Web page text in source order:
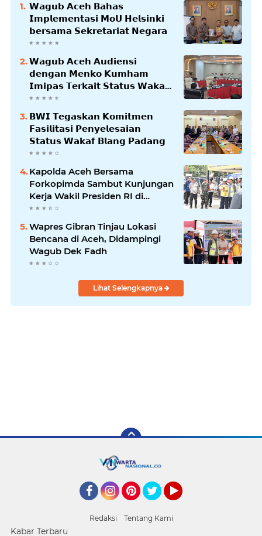
𝗪𝗮𝗴𝘂𝗯 𝗔𝗰𝗲𝗵 𝗕𝗮𝗵𝗮𝘀
𝗜𝗺𝗽𝗹𝗲𝗺𝗲𝗻𝘁𝗮𝘀𝗶 𝗠𝗼𝗨 𝗛𝗲𝗹𝘀𝗶𝗻𝗸𝗶
𝗯𝗲𝗿𝘀𝗮𝗺𝗮 𝗦𝗲𝗸𝗿𝗲𝘁𝗮𝗿𝗶𝗮𝘁 𝗡𝗲𝗴𝗮𝗿𝗮
𝗪𝗮𝗴𝘂𝗯 𝗔𝗰𝗲𝗵 𝗔𝘂𝗱𝗶𝗲𝗻𝘀𝗶
𝗱𝗲𝗻𝗴𝗮𝗻 𝗠𝗲𝗻𝗸𝗼 𝗞𝘂𝗺𝗵𝗮𝗺
𝗜𝗺𝗶𝗽𝗮𝘀 𝗧𝗲𝗿𝗸𝗮𝗶𝘁 𝗦𝘁𝗮𝘁𝘂𝘀 𝗪𝗮𝗸𝗮𝗳
𝗕𝗹𝗮𝗻𝗴𝗽𝗮𝗱𝗮𝗻𝗴
𝗕𝗪𝗜 𝗧𝗲𝗴𝗮𝘀𝗸𝗮𝗻 𝗞𝗼𝗺𝗶𝘁𝗺𝗲𝗻
𝗙𝗮𝘀𝗶𝗹𝗶𝘁𝗮𝘀𝗶 𝗣𝗲𝗻𝘆𝗲𝗹𝗲𝘀𝗮𝗶𝗮𝗻
𝗦𝘁𝗮𝘁𝘂𝘀 𝗪𝗮𝗸𝗮𝗳 𝗕𝗹𝗮𝗻𝗴 𝗣𝗮𝗱𝗮𝗻𝗴
Kapolda Aceh Bersama
Forkopimda Sambut Kunjungan
Kerja Wakil Presiden RI di
Kabupaten Bireuen
Wapres Gibran Tinjau Lokasi
Bencana di Aceh, Didampingi
Wagub Dek Fadh
Lihat Selengkapnya
Redaksi Tentang Kami
Kabar Terbaru